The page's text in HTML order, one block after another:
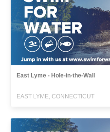
East Lyme - Hole-in-the-Wall
EAST LYME, CONNECTICUT